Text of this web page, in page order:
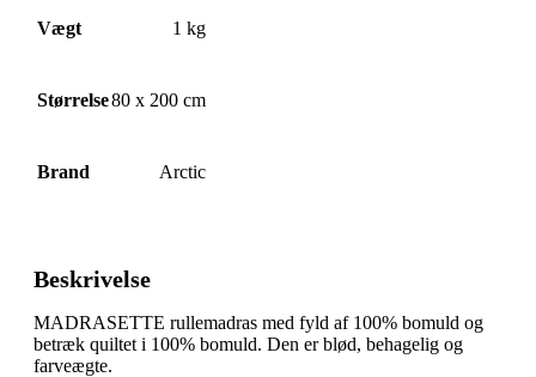
Vægt 1 kg
Størrelse80 x 200 cm
Brand Arctic
Beskrivelse
MADRASETTE rullemadras med fyld af 100% bomuld og
betræk quiltet i 100% bomuld. Den er blød, behagelig og
farveægte.